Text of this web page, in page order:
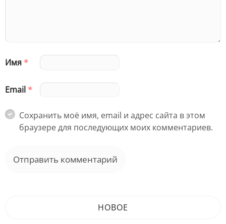
Имя*
Email*
Сохранить моё имя, email и адрес сайта в этом
браузере для последующих моих комментариев.
НОВОЕ